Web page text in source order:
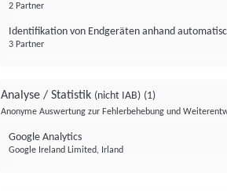
2 Partner
Identifikation von Endgeräten anhand
3 Partner
Analyse / Statistik (nicht IAB) (1)
Anonyme Auswertung zur Fehlerbehebung und
Google Analytics
Google Ireland Limited, Irland